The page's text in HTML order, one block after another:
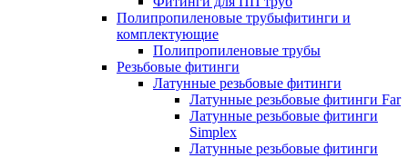
Полипропиленовые трубыфитинги и
комплектующие
Полипропиленовые трубы
Резьбовые фитинги
Латунные резьбовые фитинги
Латунные резьбовые фитинги Far
Латунные резьбовые фитинги
Simplex
Латунные резьбовые фитинги